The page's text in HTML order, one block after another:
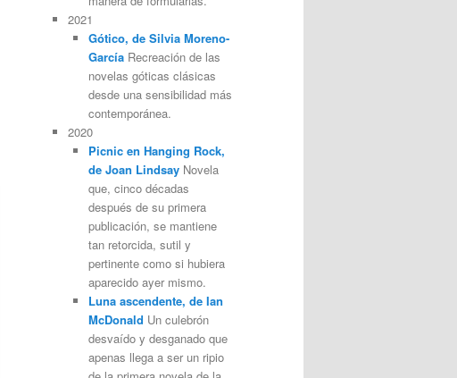
2021
Gótico, de Silvia Moreno-
GarcíaRecreación de las
novelas góticas clásicas
desde una sensibilidad más
contemporánea.
2020
Picnic en Hanging Rock,
de Joan LindsayNovela
que, cinco décadas
después de su primera
publicación, se mantiene
tan retorcida, sutil y
pertinente como si hubiera
aparecido ayer mismo.
Luna ascendente, de Ian
McDonald Un culebrón
desvaído y desganado que
apenas llega a ser un ripio